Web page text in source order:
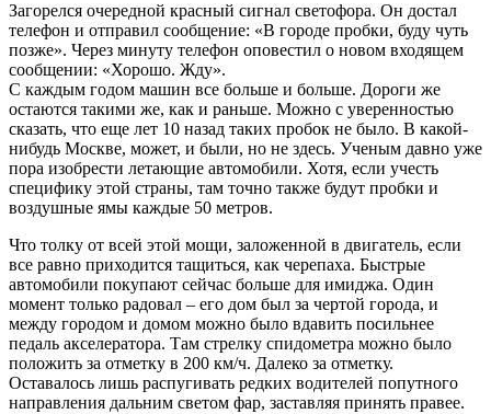
Загорелся очередной красный сигнал светофора. Он достал
телефон и отправил сообщение: «В городе пробки, буду чуть
позже». Через минуту телефон оповестил о новом входящем
сообщении: «Хорошо. Жду».
С каждым годом машин все больше и больше. Дороги же
остаются такими же, как и раньше. Можно с уверенностью
сказать, что еще лет 10 назад таких пробок не было. В какой-
нибудь Москве, может, и были, но не здесь. Ученым давно уже
пора изобрести летающие автомобили. Хотя, если учесть
специфику этой страны, там точно также будут пробки и
воздушные ямы каждые 50 метров.
Что толку от всей этой мощи, заложенной в двигатель, если
все равно приходится тащиться, как черепаха. Быстрые
автомобили покупают сейчас больше для имиджа. Один
момент только радовал – его дом был за чертой города, и
между городом и домом можно было вдавить посильнее
педаль акселератора. Там стрелку спидометра можно было
положить за отметку в 200 км/ч. Далеко за отметку.
Оставалось лишь распугивать редких водителей попутного
направления дальним светом фар, заставляя принять правее.